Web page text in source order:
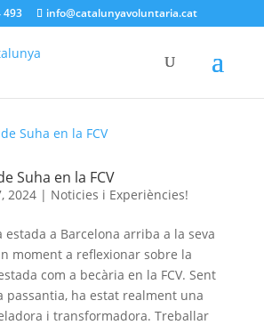
493 info@catalunyavoluntaria.cat
Suha en la FCV
2024| Noticies i Experiències!
estada a Barcelona arriba a la seva
moment a reflexionar sobre la
com a becària en la FCV. Sent
passantia, ha estat realment una
i transformadora. Treballar